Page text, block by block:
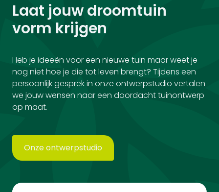
Laat jouw droomtuin
vorm krijgen
Heb je ideeën voor een nieuwe tuin maar weet je
nog niet hoe je die tot leven brengt? Tijdens een
persoonlijk gesprek in onze ontwerpstudio vertalen
we jouw wensen naar een doordacht tuinontwerp
op maat.
Onze ontwerpstudio